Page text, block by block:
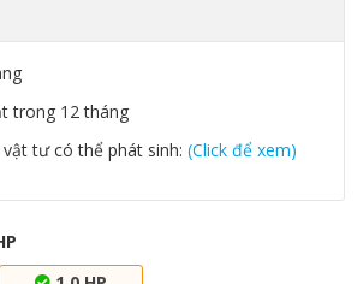
trong 12 tháng
tư có thể phát sinh: (Click để xem)